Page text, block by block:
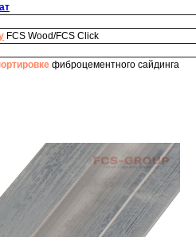
FCS Wood/FCS Click
фиброцементного сайдинга